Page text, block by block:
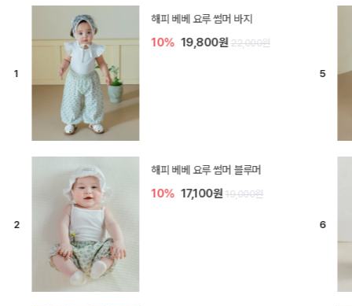
[SIZE ~6Y] 델린 린넨 바지
10% 21,600원 24,000원
듀이 아기 바지
10% 17,100원 19,000원